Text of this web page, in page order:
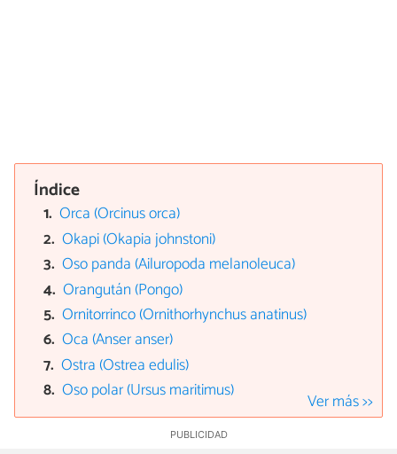
Índice
Orca (Orcinus orca)
Okapi (Okapia johnstoni)
Oso panda (Ailuropoda melanoleuca)
Orangután (Pongo)
Ornitorrinco (Ornithorhynchus anatinus)
Oca (Anser anser)
Ostra (Ostrea edulis)
Oso polar (Ursus maritimus)
Ver más >>